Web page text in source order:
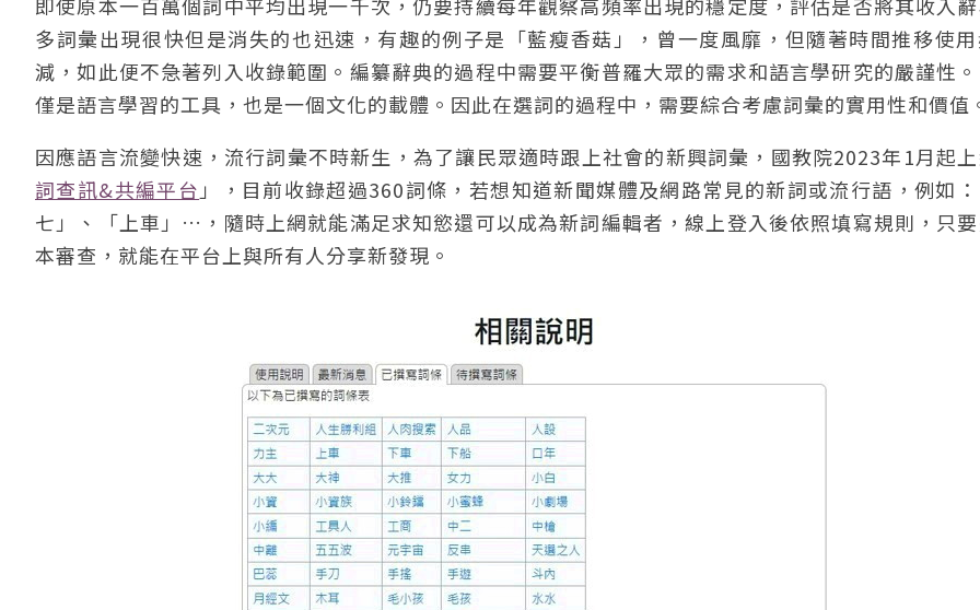
多詞彙出現很快但是消失的也迅速，有趣的例子是「藍瘦香菇」，曾一度風靡，但隨著時間推移使
減，如此便不急著列入收錄範圍。編纂辭典的過程中需要平衡普羅大眾的需求和語言學研究的嚴謹性
僅是語言學習的工具，也是一個文化的載體。因此在選詞的過程中，需要綜合考慮詞彙的實用性和價值
因應語言流變快速，流行詞彙不時新生，為了讓民眾適時跟上社會的新興詞彙，國教院2023年1月起
詞查訊&共編平台 」，目前收錄超過360詞條，若想知道新聞媒體及網路常見的新詞或流行語，例如
七」、「上車」…，隨時上網就能滿足求知慾還可以成為新詞編輯者，線上登入後依照填寫規則，只
本審查，就能在平台上與所有人分享新發現。